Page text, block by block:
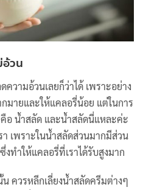
อ้วน
วามอ้วนเลยก็ว่าได้ เพราะอย่าง
มายและให้แคลอรี่น้อย แต่ในการ
อ น้ำสลัด และน้ำสลัดนี่แหละค่ะ
เพราะในน้ำสลัดส่วนมากมีส่วน
ทำให้แคลอรี่ที่เราได้รับสูงมาก
ควรหลีกเลี่ยงน้ำสลัดครีมต่างๆ